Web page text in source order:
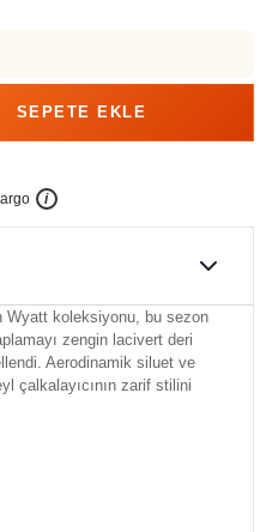
argo i
Wyatt koleksiyonu, bu sezon
zengin lacivert deri
Aerodinamik siluet ve
çalkalayıcının zarif stilini